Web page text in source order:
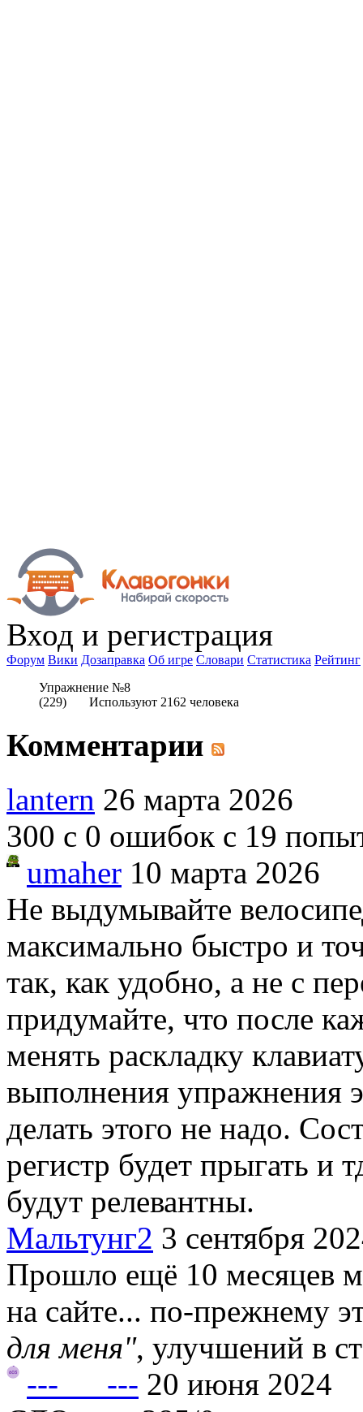
Вход и регистрация
Форум Вики Дозаправка Об игре Словари Статистика Рейтинг
Упражнение №8
(229) Используют 2162 человека
Комментарии
lantern 26 марта 2026
300 с 0 ошибок с 19
umaher 10 марта 2026
Не выдумывайте
максимально быстро и
так, как удобно, а не с
придумайте, что после
менять раскладку
выполнения упражнения
делать этого не надо.
регистр будет прыгать и
будут релевантны.
Мальтунг2 3 сентября
Прошло ещё 10 месяцев
на сайте... по-прежнему
для меня", улучшений в
---___--- 20 июня 2024